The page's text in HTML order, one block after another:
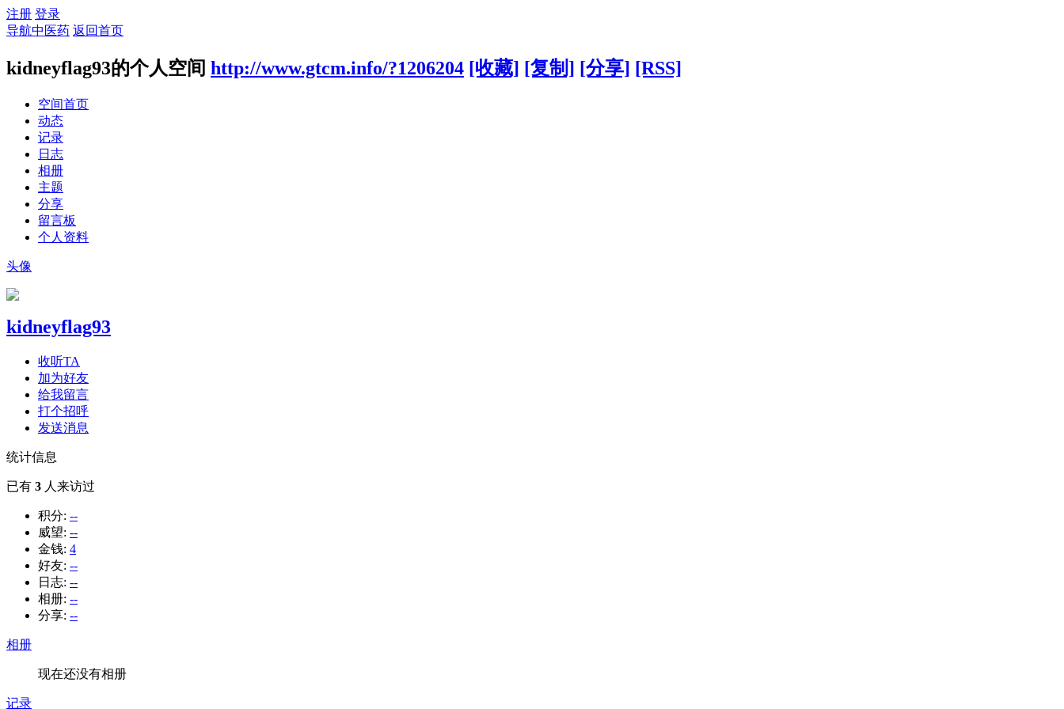
注册 登录
导航中医药 返回首页
kidneyflag93的个人空间 http://www.gtcm.info/?1206204 [收藏] [复制] [分享] [RSS]
空间首页
动态
记录
日志
相册
主题
分享
留言板
个人资料
头像
kidneyflag93
收听TA
加为好友
给我留言
打个招呼
发送消息
统计信息
已有 3 人来访过
积分: --
威望: --
金钱: 4
好友: --
日志: --
相册: --
分享: --
相册
现在还没有相册
记录